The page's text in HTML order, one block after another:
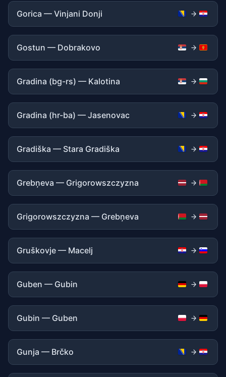
Gorica — Vinjani Donji
Gostun — Dobrakovo
Gradina (bg-rs) — Kalotina
Gradina (hr-ba) — Jasenovac
Gradiška — Stara Gradiška
Grebņeva — Grigorowszczyzna
Grigorowszczyzna — Grebņeva
Gruškovje — Macelj
Guben — Gubin
Gubin — Guben
Gunja — Brčko